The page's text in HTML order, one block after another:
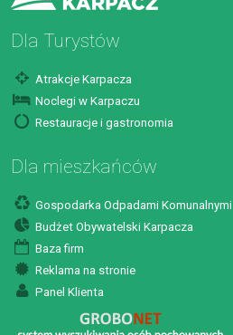
Dla Turystów
Atrakcje Karpacza
Noclegi w Karpaczu
Restauracje i gastronomia
Dla mieszkańców
Gospodarka Odpadami Komunalnymi
Budżet Obywatelski Karpacza
Baza firm
Reklama na stronie
Panel Klienta